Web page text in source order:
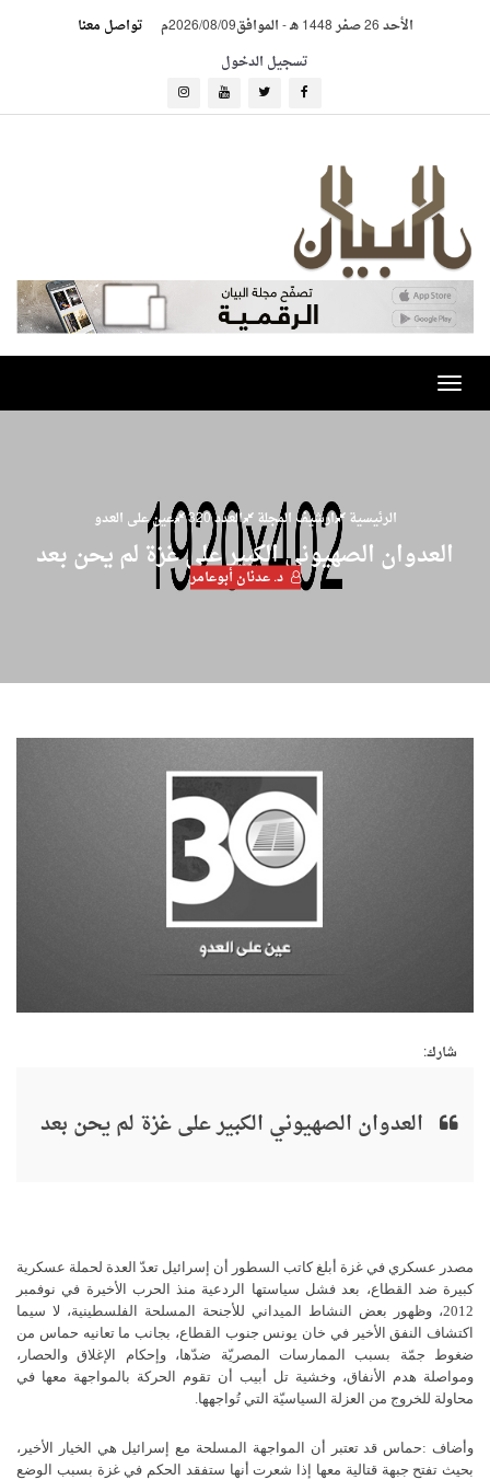
الأحد 26 صفر 1448 هـ -الموافق2026/08/09م
تواصل معنا
تسجيل الدخول
Toggle
navigation
الرئيسية ارشيف المجلة العدد 320 عين على العدو
العدوان الصهيوني الكبير على غزة لم يحن بعد
د. عدنان أبوعامر
شارك:
العدوان الصهيوني الكبير على غزة لم يحن بعد
مصدر عسكري في غزة أبلغ كاتب السطور أن إسرائيل تعدّ العدة لحملة عسكرية
كبيرة ضد القطاع، بعد فشل سياستها الردعية منذ الحرب الأخيرة في نوفمبر
2012، وظهور بعض النشاط الميداني للأجنحة المسلحة الفلسطينية، لا سيما
اكتشاف النفق الأخير في خان يونس جنوب القطاع، بجانب ما تعانيه حماس من
ضغوط
جمّة بسبب الممارسات المصريّة ضدّها، وإحكام الإغلاق والحصار،
ومواصلة هدم الأنفاق، وخشية تل أبيب أن تقوم الحركة بالمواجهة معها في
محاولة للخروج من العزلة السياسيّة التي تُواجهها
وأضاف :حماس قد تعتبر أن المواجهة المسلحة مع إسرائيل هي الخيار
الأخير،
بحيث تفتح جبهة قتالية معها إذا شعرت أنها ستفقد الحكم في غزة بسبب الوضع